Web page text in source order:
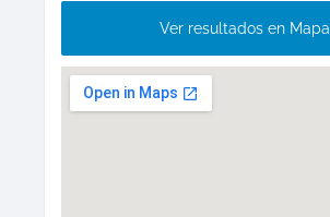
Ver resultados en Mapa